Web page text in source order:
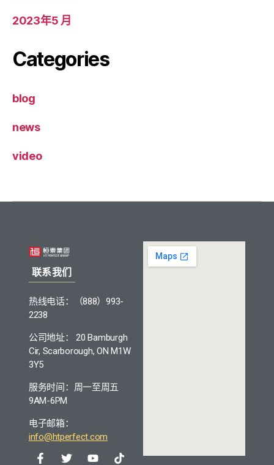
2023年5 月
Categories
blog
news
video
联系我们
热线电话：（888）993-
2238
公司地址： 20 Bamburgh
Cir, Scarborough, ON M1W
3Y5
服务时间：周一至周五
9AM-6PM
电子邮箱：
info@htperfect.com